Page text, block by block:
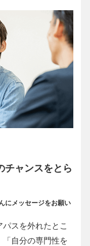
チャンスをとら
にメッセージをお願い
スを外れたとこ
「自分の専門性を